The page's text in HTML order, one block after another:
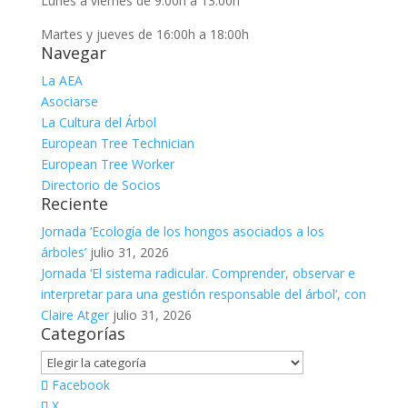
Martes y jueves de 16:00h a 18:00h
Navegar
La AEA
Asociarse
La Cultura del Árbol
European Tree Technician
European Tree Worker
Directorio de Socios
Reciente
Jornada ‘Ecología de los hongos asociados a los
árboles’ julio 31, 2026
Jornada ‘El sistema radicular. Comprender, observar e
interpretar para una gestión responsable del árbol’, con
Claire Atger julio 31, 2026
Categorías
Categorías
Facebook